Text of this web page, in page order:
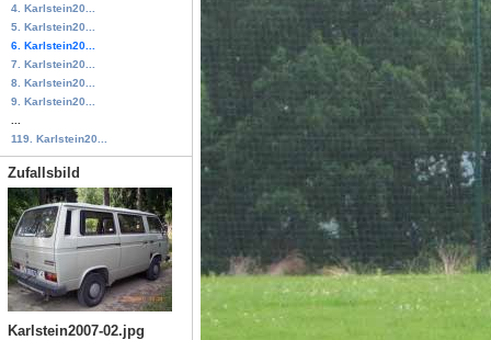
4. Karlstein20...
5. Karlstein20...
6. Karlstein20...
7. Karlstein20...
8. Karlstein20...
9. Karlstein20...
119. Karlstein20...
Zufallsbild
Karlstein2007-02.jpg